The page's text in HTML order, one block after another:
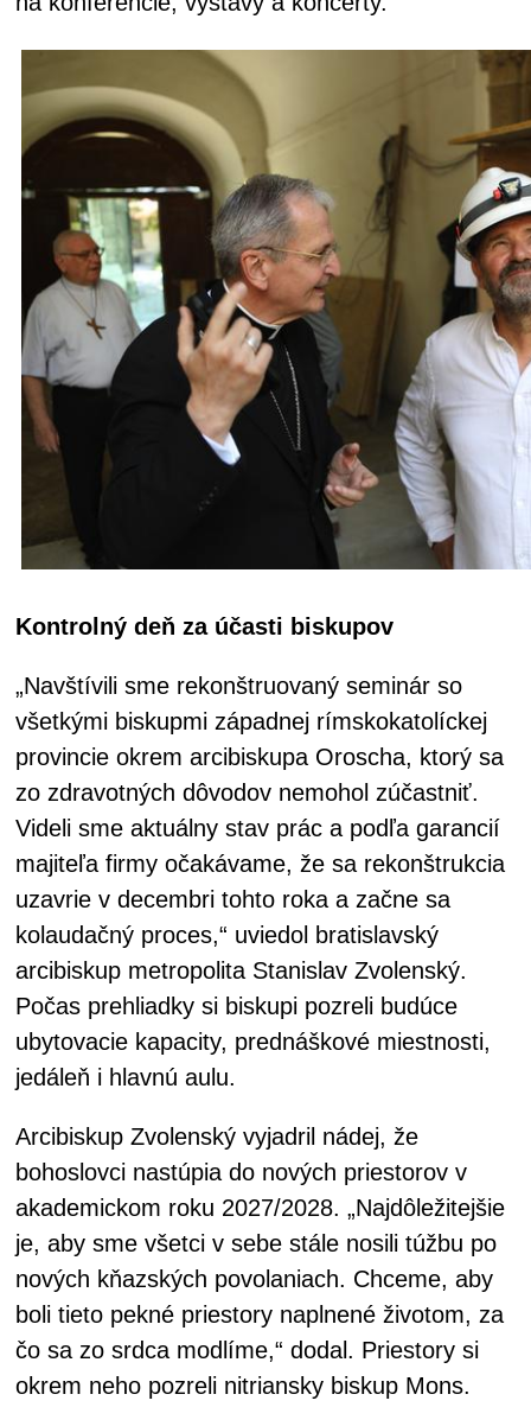
Kontrolný deň za účasti biskupov
„Navštívili sme rekonštruovaný seminár so
všetkými biskupmi západnej rímskokatolíckej
provincie okrem arcibiskupa Oroscha, ktorý sa
zo zdravotných dôvodov nemohol zúčastniť.
Videli sme aktuálny stav prác a podľa garancií
majiteľa firmy očakávame, že sa rekonštrukcia
uzavrie v decembri tohto roka a začne sa
kolaudačný proces,“ uviedol bratislavský
arcibiskup metropolita Stanislav Zvolenský.
Počas prehliadky si biskupi pozreli budúce
ubytovacie kapacity, prednáškové miestnosti,
jedáleň i hlavnú aulu.
Arcibiskup Zvolenský vyjadril nádej, že
bohoslovci nastúpia do nových priestorov v
akademickom roku 2027/2028. „Najdôležitejšie
je, aby sme všetci v sebe stále nosili túžbu po
nových kňazských povolaniach. Chceme, aby
boli tieto pekné priestory naplnené životom, za
čo sa zo srdca modlíme,“ dodal. Priestory si
okrem neho pozreli nitriansky biskup Mons.